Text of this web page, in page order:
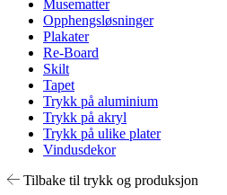
Musematter
Opphengsløsninger
Plakater
Re-Board
Skilt
Tapet
Trykk på aluminium
Trykk på akryl
Trykk på ulike plater
Vindusdekor
Tilbake til trykk og produksjon